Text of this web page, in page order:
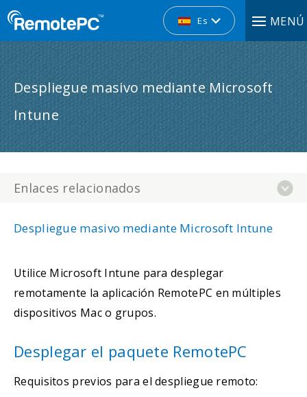
Es MENÚ
Despliegue masivo mediante Microsoft
Intune
Enlaces relacionados
Despliegue masivo mediante Microsoft Intune
Utilice Microsoft Intune para desplegar
remotamente la aplicación RemotePC en múltiples
dispositivos Mac o grupos.
Desplegar el paquete RemotePC
Requisitos previos para el despliegue remoto: